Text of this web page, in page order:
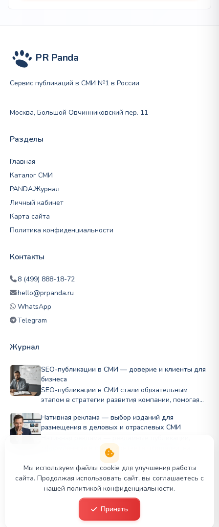
PR Panda
Сервис публикаций в СМИ №1 в России
Москва, Большой Овчинниковский пер. 11
Разделы
Главная
Каталог СМИ
PANDA.Журнал
Личный кабинет
Карта сайта
Политика конфиденциальности
Контакты
8 (499) 888-18-72
hello@prpanda.ru
WhatsApp
Telegram
Журнал
SEO-публикации в СМИ — доверие и клиенты для
бизнеса
SEO-публикации в СМИ стали обязательным
этапом в стратегии развития компании, помогая
Нативная реклама — выбор изданий для
размещения в деловых и отраслевых СМИ
оформленные в стиле контента площадки, на
© 2026 PR Panda. Все права защищены.
Мы используем файлы cookie для улучшения работы
сайта. Продолжая использовать сайт, вы соглашаетесь с
нашей политикой конфиденциальности.
Принять